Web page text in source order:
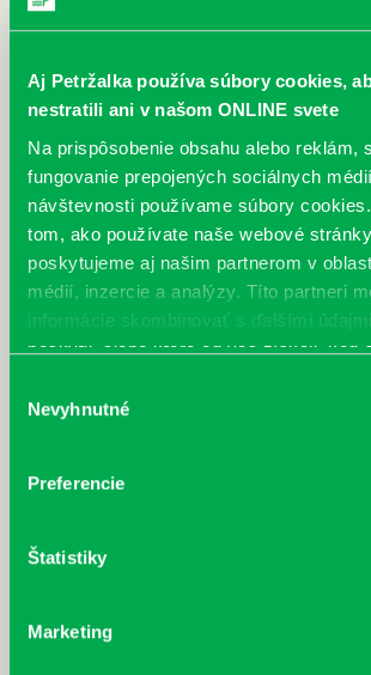
Aj Petržalka používa súbory cookies,
nestratili ani v našom ONLINE svete
Na prispôsobenie obsahu alebo reklám,
fungovanie prepojených sociálnych
návštevnosti používame súbory
tom, ako používate naše webové
poskytujeme aj našim partnerom v
médií, inzercie a analýzy. Títo partneri
informácie skombinovať s ďalšími
poskytli, alebo ktoré od vás získali, keď
súhlasu
Nevyhnutné
Preferencie
Štatistiky
Marketing
McGrath, Andy: Tadej Pogačar:
nezastaviteľný